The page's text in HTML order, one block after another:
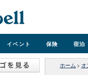
イベント 保険 宿泊
ホーム >